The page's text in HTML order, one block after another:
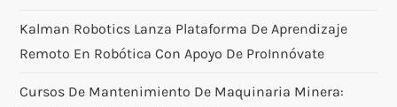
Kalman Robotics Lanza Plataforma De Aprendizaje
Remoto En Robótica Con Apoyo De ProInnóvate
Cursos De Mantenimiento De Maquinaria Minera: